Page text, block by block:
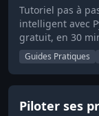
Tutoriel pas à
intelligent avec
gratuit, en 30
Guides Pratiques
Piloter ses